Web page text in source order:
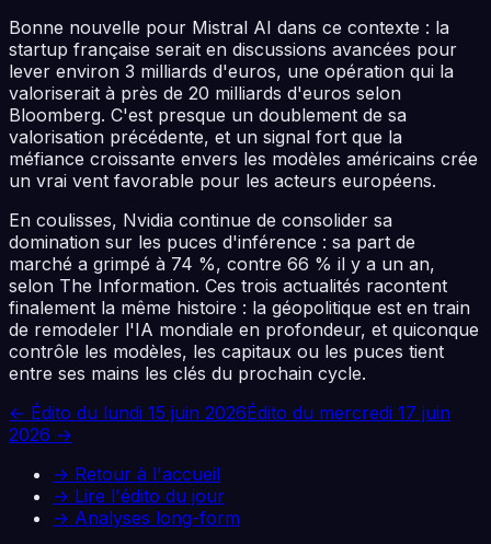
Bonne nouvelle pour Mistral AI dans ce contexte : la
startup française serait en discussions avancées pour
lever environ 3 milliards d'euros, une opération qui la
valoriserait à près de 20 milliards d'euros selon
Bloomberg. C'est presque un doublement de sa
valorisation précédente, et un signal fort que la
méfiance croissante envers les modèles américains crée
un vrai vent favorable pour les acteurs européens.
En coulisses, Nvidia continue de consolider sa
domination sur les puces d'inférence : sa part de
marché a grimpé à 74 %, contre 66 % il y a un an,
selon The Information. Ces trois actualités racontent
finalement la même histoire : la géopolitique est en train
de remodeler l'IA mondiale en profondeur, et quiconque
contrôle les modèles, les capitaux ou les puces tient
entre ses mains les clés du prochain cycle.
← Édito du lundi 15 juin 2026Édito du mercredi 17 juin
2026 →
→ Retour à l'accueil
→ Lire l'édito du jour
→ Analyses long-form